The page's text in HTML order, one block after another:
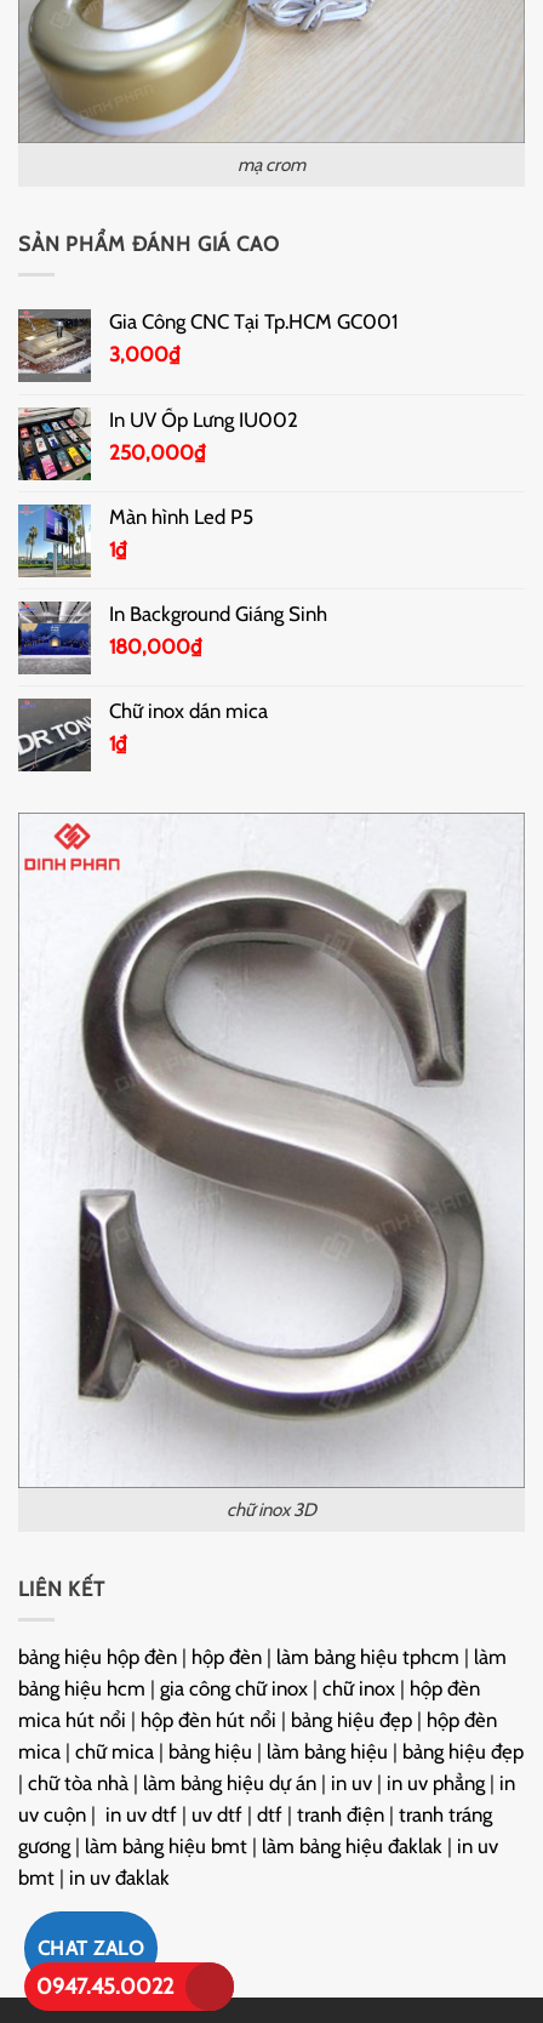
mạ crom
SẢN PHẨM ĐÁNH GIÁ CAO
Gia Công CNC Tại Tp.HCM GC001
3,000₫
In UV Ốp Lưng IU002
250,000₫
Màn hình Led P5
1₫
In Background Giáng Sinh
180,000₫
Chữ inox dán mica
1₫
chữ inox 3D
LIÊN KẾT
bảng hiệu hộp đèn | hộp đèn | làm bảng hiệu tphcm | làm
bảng hiệu hcm | gia công chữ inox | chữ inox | hộp đèn
mica hút nổi | hộp đèn hút nổi | bảng hiệu đẹp | hộp đèn
mica | chữ mica | bảng hiệu | làm bảng hiệu | bảng hiệu đẹp
| chữ tòa nhà | làm bảng hiệu dự án | in uv | in uv phẳng | in
uv cuộn | in uv dtf | uv dtf | dtf | tranh điện | tranh tráng
gương | làm bảng hiệu bmt | làm bảng hiệu đaklak | in uv
bmt | in uv đaklak
CHAT ZALO
0947.45.0022